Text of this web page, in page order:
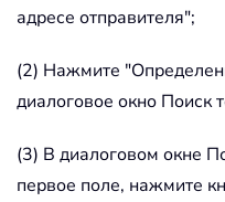
адресе отправителя";
(2) Нажмите
диалоговое окно Поиск
(3) В диалоговом окне
первое поле, нажмите